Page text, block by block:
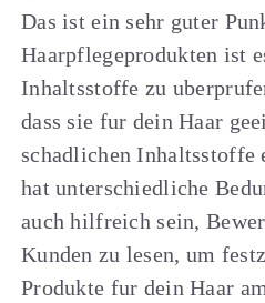
Das ist ein sehr guter
Haarpflegeprodukten ist
Inhaltsstoffe zu
dass sie fur dein Haar
schadlichen Inhaltsstoffe
hat unterschiedliche
auch hilfreich sein,
Kunden zu lesen, um
Produkte fur dein Haar